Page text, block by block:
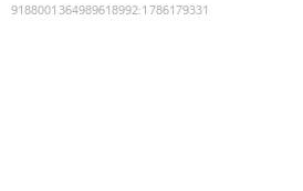
9188001364989618992:1786179331